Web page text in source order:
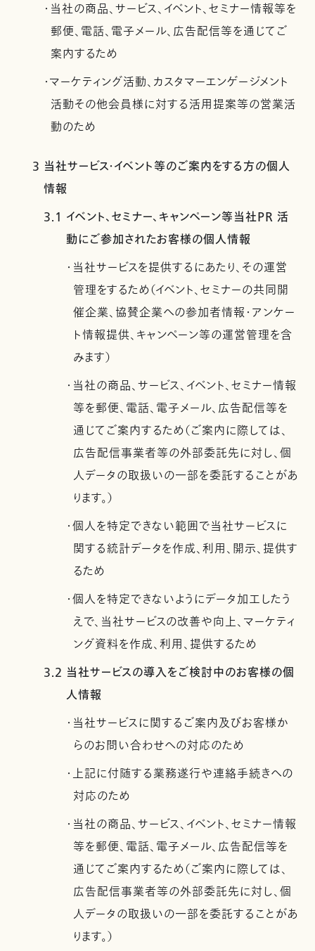
・当社の商品、サービス、イベント、セミナー情報等を
郵便、電話、電子メール、広告配信等を通じてご
案内するため
・マーケティング活動、カスタマーエンゲージメント
活動その他会員様に対する活用提案等の営業活
動のため
3 当社サービス・イベント等のご案内をする方の個人
情報
3.1 イベント、セミナー、キャンペーン等当社PR 活
動にご参加されたお客様の個人情報
・当社サービスを提供するにあたり、その運営
管理をするため（イベント、セミナーの共同開
催企業、協賛企業への参加者情報・アンケー
ト情報提供、キャンペーン等の運営管理を含
みます）
・当社の商品、サービス、イベント、セミナー情報
等を郵便、電話、電子メール、広告配信等を
通じてご案内するため（ご案内に際しては、
広告配信事業者等の外部委託先に対し、個
人データの取扱いの一部を委託することがあ
ります。）
・個人を特定できない範囲で当社サービスに
関する統計データを作成、利用、開示、提供す
るため
・個人を特定できないようにデータ加工したう
えで、当社サービスの改善や向上、マーケティ
ング資料を作成、利用、提供するため
3.2 当社サービスの導入をご検討中のお客様の個
人情報
・当社サービスに関するご案内及びお客様か
らのお問い合わせへの対応のため
・上記に付随する業務遂行や連絡手続きへの
対応のため
・当社の商品、サービス、イベント、セミナー情報
等を郵便、電話、電子メール、広告配信等を
通じてご案内するため（ご案内に際しては、
広告配信事業者等の外部委託先に対し、個
人データの取扱いの一部を委託することがあ
ります。）